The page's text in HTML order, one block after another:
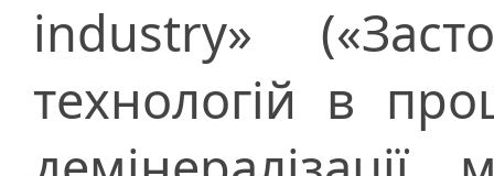
industry»
технологій в